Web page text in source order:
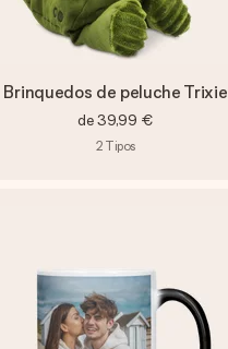
Brinquedos de peluche Trixie
de 39,99 €
2 Tipos